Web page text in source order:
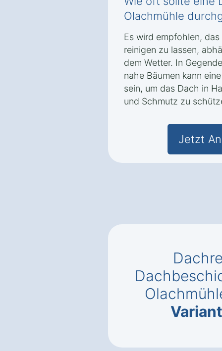
Olachmühle
Es wird empfohlen,
reinigen zu lassen,
dem Wetter. In
nahe Bäumen kann
sein, um das Dach in
und Schmutz zu
Jetzt